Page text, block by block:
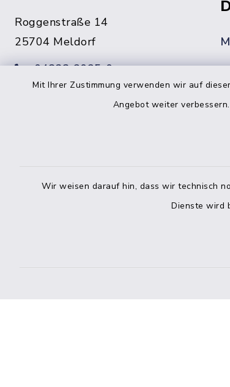
Mit Ihrer Zustimmung verwenden wir auf
Angebot weiter
Wir weisen darauf hin, dass wir technisch
Dienste wird
Roggenstraße 14
25704 Meldorf
04832 6065-0
04832 6065-215